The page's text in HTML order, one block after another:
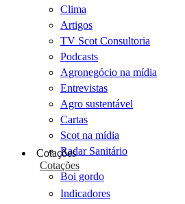
Clima
Artigos
TV Scot Consultoria
Podcasts
Agronegócio na mídia
Entrevistas
Agro sustentável
Cartas
Scot na mídia
Radar Sanitário
Cotações
Cotações
Boi gordo
Indicadores